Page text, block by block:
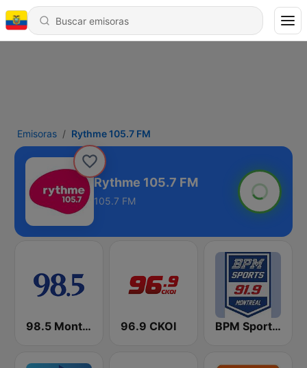
Emisoras Rythme 105.7 FM
Rythme 105.7 FM
105.7 FM
98.5 Montréal 96.9 CKOI BPM Sports 91.9 FM